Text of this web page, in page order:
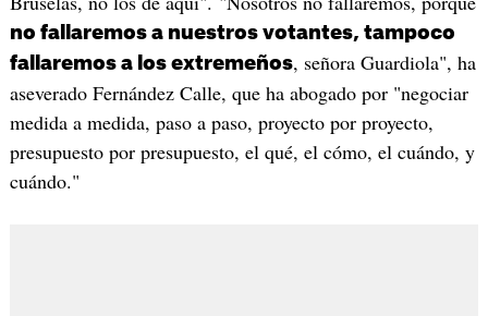
no fallaremos a nuestros votantes, tampoco
fallaremos a los extremeños, señora Guardiola", ha
aseverado Fernández Calle, que ha abogado por "negociar
medida a medida, paso a paso, proyecto por proyecto,
presupuesto por presupuesto, el qué, el cómo, el cuándo, y
cuándo."